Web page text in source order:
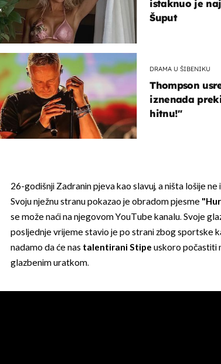
istaknuo je
Šuput
DRAMA U ŠIBENIKU
Thompson
iznenada
hitnu!"
26-godišnji Zadranin pjeva kao slavuj, a ništa lošije
Svoju nježnu stranu pokazao je obradom pjesme
se može naći na njegovom YouTube kanalu. Svoje
posljednje vrijeme stavio je po strani zbog sportske
nadamo da će nas talentirani Stipe uskoro počastiti
glazbenim uratkom.